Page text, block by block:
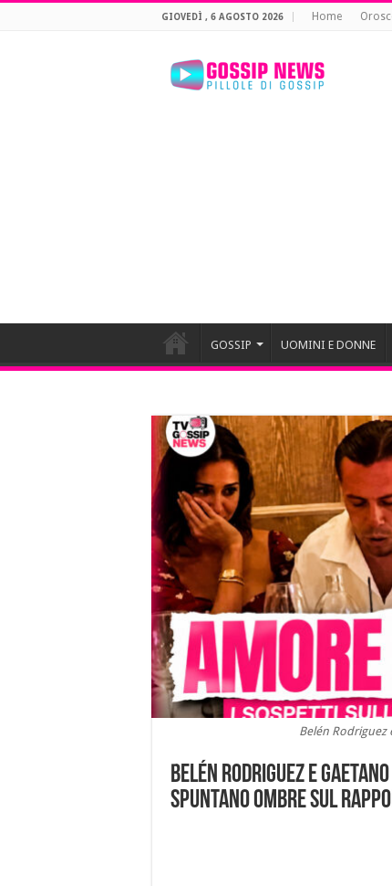
GIOVEDÌ , 6 AGOSTO 2026 Home
GOSSIP UOMINI E DONNE
Belén Rodriguez
Belén Rodriguez e
spuntano ombre sul